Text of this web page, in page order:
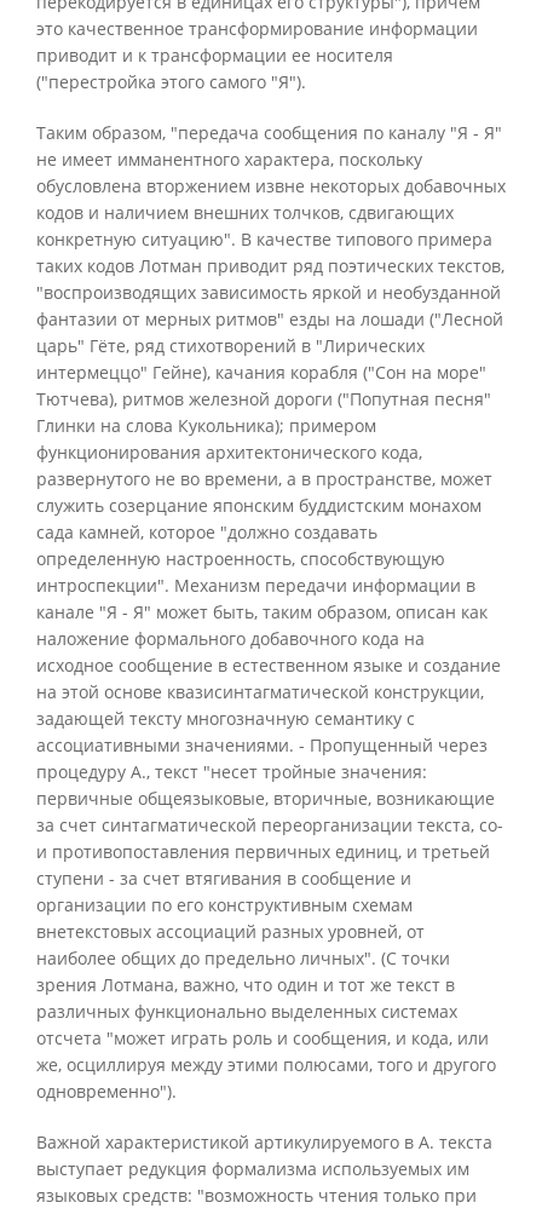
это качественное трансформирование информации
приводит и к трансформации ее носителя
("перестройка этого самого "Я").
Таким образом, "передача сообщения по каналу "Я - Я"
не имеет имманентного характера, поскольку
обусловлена вторжением извне некоторых добавочных
кодов и наличием внешних толчков, сдвигающих
конкретную ситуацию". В качестве типового примера
таких кодов Лотман приводит ряд поэтических текстов,
"воспроизводящих зависимость яркой и необузданной
фантазии от мерных ритмов" езды на лошади ("Лесной
царь" Гёте, ряд стихотворений в "Лирических
интермеццо" Гейне), качания корабля ("Сон на море"
Тютчева), ритмов железной дороги ("Попутная песня"
Глинки на слова Кукольника); примером
функционирования архитектонического кода,
развернутого не во времени, а в пространстве, может
служить созерцание японским буддистским монахом
сада камней, которое "должно создавать
определенную настроенность, способствующую
интроспекции". Механизм передачи информации в
канале "Я - Я" может быть, таким образом, описан как
наложение формального добавочного кода на
исходное сообщение в естественном языке и создание
на этой основе квазисинтагматической конструкции,
задающей тексту многозначную семантику с
ассоциативными значениями. - Пропущенный через
процедуру А., текст "несет тройные значения:
первичные общеязыковые, вторичные, возникающие
за счет синтагматической переорганизации текста, со-
и противопоставления первичных единиц, и третьей
ступени - за счет втягивания в сообщение и
организации по его конструктивным схемам
внетекстовых ассоциаций разных уровней, от
наиболее общих до предельно личных". (С точки
зрения Лотмана, важно, что один и тот же текст в
различных функционально выделенных системах
отсчета "может играть роль и сообщения, и кода, или
же, осциллируя между этими полюсами, того и другого
одновременно").
Важной характеристикой артикулируемого в А. текста
выступает редукция формализма используемых им
языковых средств: "возможность чтения только при